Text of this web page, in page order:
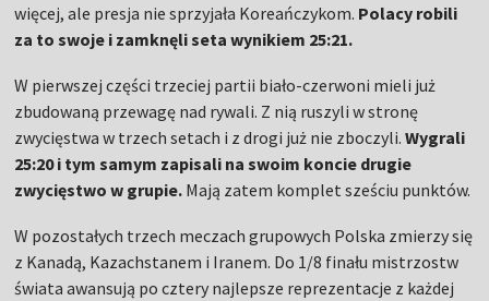
więcej, ale presja nie sprzyjała Koreańczykom. Polacy robili
za to swoje i zamknęli seta wynikiem 25:21.
W pierwszej części trzeciej partii biało-czerwoni mieli już
zbudowaną przewagę nad rywali. Z nią ruszyli w stronę
zwycięstwa w trzech setach i z drogi już nie zboczyli.Wygrali
25:20 i tym samym zapisali na swoim koncie drugie
zwycięstwo w grupie. Mają zatem komplet sześciu punktów.
W pozostałych trzech meczach grupowych Polska zmierzy się
z Kanadą, Kazachstanem i Iranem. Do 1/8 finału mistrzostw
świata awansują po cztery najlepsze reprezentacje z każdej